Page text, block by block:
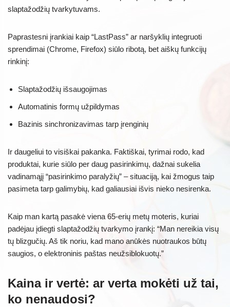
slaptažodžių tvarkytuvams.
Paprastesni įrankiai kaip “LastPass” ar naršyklių integruoti
sprendimai (Chrome, Firefox) siūlo ribotą, bet aiškų funkcijų
rinkinį:
Slaptažodžių išsaugojimas
Automatinis formų užpildymas
Bazinis sinchronizavimas tarp įrenginių
Ir daugeliui to visiškai pakanka. Faktiškai, tyrimai rodo, kad
produktai, kurie siūlo per daug pasirinkimų, dažnai sukelia
vadinamąjį “pasirinkimo paralyžių” – situaciją, kai žmogus taip
pasimeta tarp galimybių, kad galiausiai išvis nieko nesirenka.
Kaip man kartą pasakė viena 65-erių metų moteris, kuriai
padėjau įdiegti slaptažodžių tvarkymo įrankį: “Man nereikia visų
tų blizgučių. Aš tik noriu, kad mano anūkės nuotraukos būtų
saugios, o elektroninis paštas neužsiblokuotų.”
Kaina ir vertė: ar verta mokėti už tai,
ko nenaudosi?